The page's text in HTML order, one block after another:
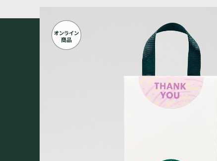
オンライン
商品